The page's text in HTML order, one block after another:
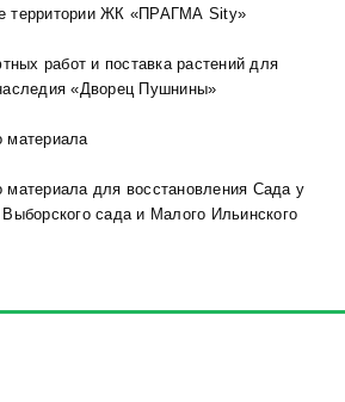
территории ЖК «ПРАГМА Sity»
работ и поставка растений для
«Дворец Пушнины»
материала
материала для восстановления Сада у
Выборского сада и Малого Ильинского